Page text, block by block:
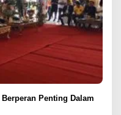
Penting Dalam